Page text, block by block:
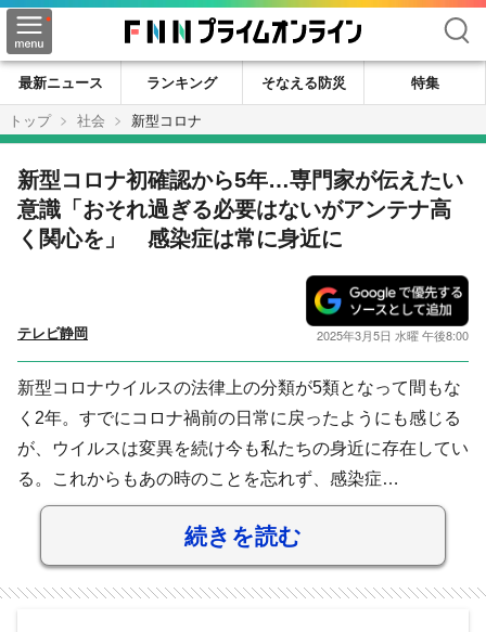
検索
最新ニュース ランキング そなえる防災
特集
トップ
社会 新型コロナ
新型コロナ初確認から5年…専門家が伝えたい
意識「おそれ過ぎる必要はないがアンテナ高
く関心を」 感染症は常に身近に
テレビ静岡 2025年3月5日 水曜 午後8:00
新型コロナウイルスの法律上の分類が5類となって間もな
く2年。すでにコロナ禍前の日常に戻ったようにも感じる
が、ウイルスは変異を続け今も私たちの身近に存在してい
る。これからもあの時のことを忘れず、感染症…
続きを読む